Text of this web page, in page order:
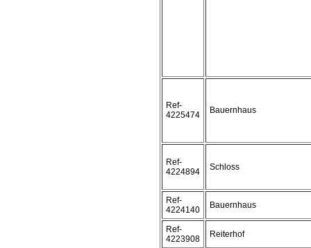
Ref-
4225474
Bauernhaus
Ref-
4224894
Schloss
Ref-
4224140
Bauernhaus
Ref-
4223908
Reiterhof